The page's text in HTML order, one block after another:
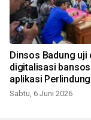
Dinsos Badung uji
digitalisasi
aplikasi
Sabtu, 6 Juni 2026